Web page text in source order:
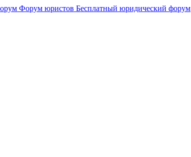
Форум юристов Бесплатный юридический форум